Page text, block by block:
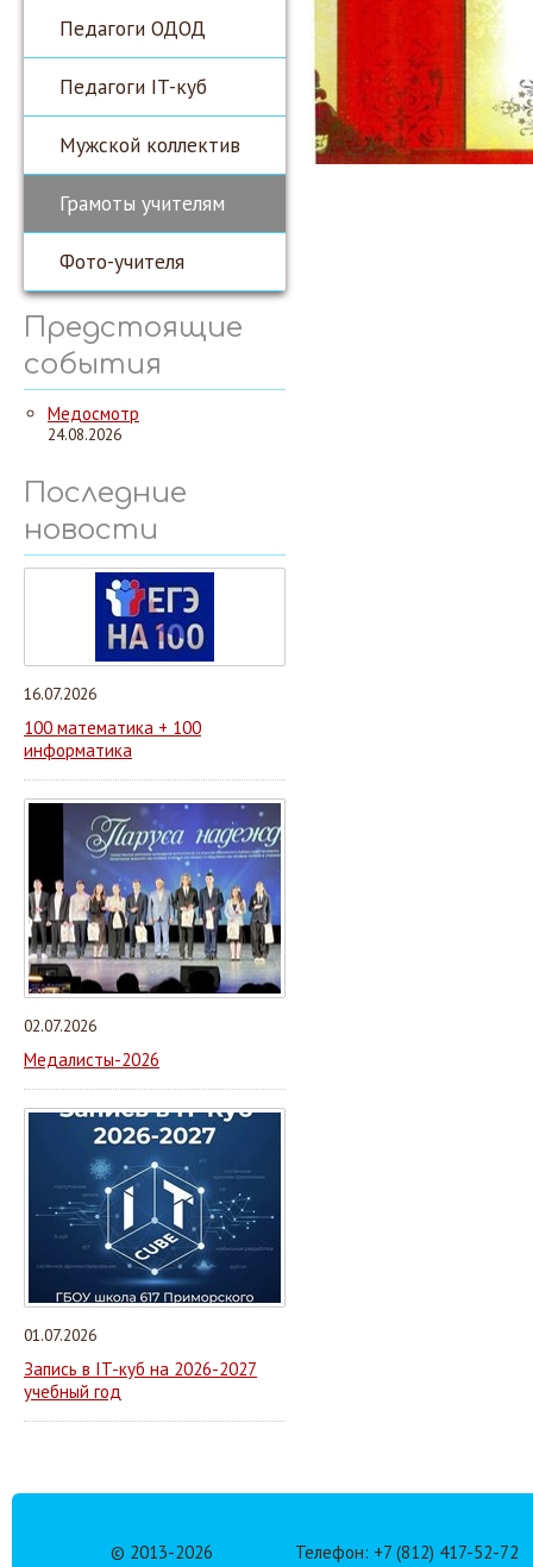
Педагоги ОДОД
Педагоги IT-куб
Мужской коллектив
Грамоты учителям
Фото-учителя
Предстоящие
события
Медосмотр
24.08.2026
Последние
новости
16.07.2026
100 математика + 100
информатика
02.07.2026
Медалисты-2026
01.07.2026
Запись в IT-куб на 2026-2027
учебный год
© 2013-2026 Телефон: +7 (812) 417-52-72